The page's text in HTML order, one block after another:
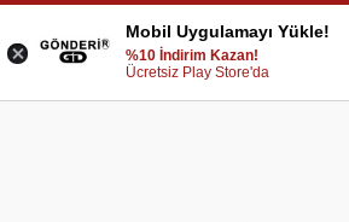
Mobil Uygulamayı Yükle!
%10 İndirim Kazan!
Ücretsiz Play Store'da